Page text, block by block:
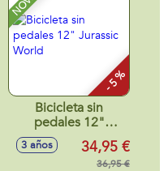
goma, con luces -
Modelos surtidos
- 5 %
Bicicleta sin
pedales 12"
Jurassic World
3 años 34,95 €
36,95 €